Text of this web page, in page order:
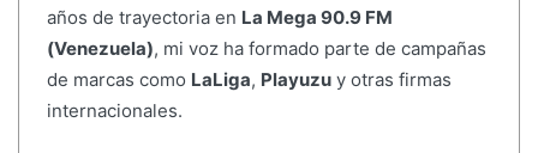
años de trayectoria en La Mega 90.9 FM
(Venezuela), mi voz ha formado parte de campañas
de marcas como LaLiga, Playuzuy otras firmas
internacionales.